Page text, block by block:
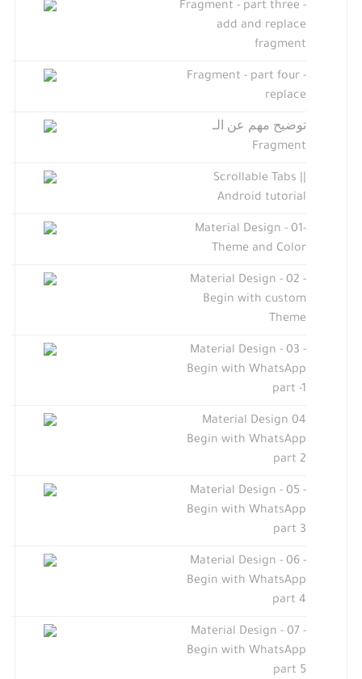
Fragment - part three -
add and replace
fragment
Fragment - part four -
replace
توضيح مهم عن الـ
Fragment
Scrollable Tabs ||
Android tutorial
Material Design - 01-
Theme and Color
Material Design - 02 -
Begin with custom
Theme
Material Design - 03 -
Begin with WhatsApp
part -1
Material Design 04
Begin with WhatsApp
part 2
Material Design - 05 -
Begin with WhatsApp
part 3
Material Design - 06 -
Begin with WhatsApp
part 4
Material Design - 07 -
Begin with WhatsApp
part 5